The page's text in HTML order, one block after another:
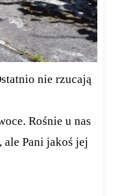
nie rzucają
Rośnie u nas
ale Pani jakoś jej